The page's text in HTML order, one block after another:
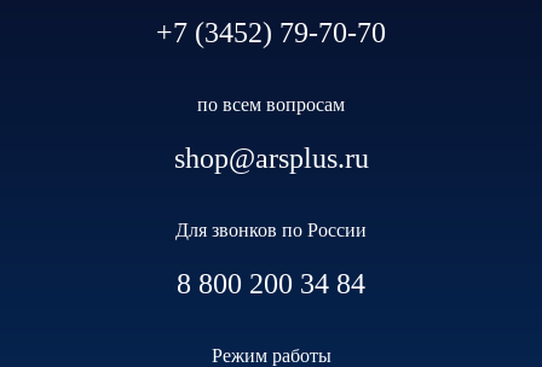
+7 (3452) 79-70-70
по всем вопросам
shop@arsplus.ru
Для звонков по России
8 800 200 34 84
Режим работы